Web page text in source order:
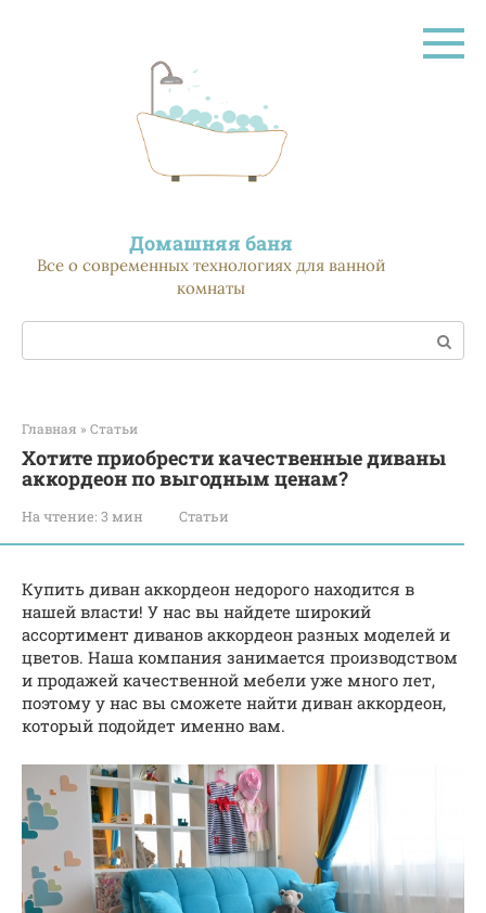
Домашняя баня
Все о современных технологиях для ванной
комнаты
Поиск:
Главная » Статьи
Хотите приобрести качественные диваны
аккордеон по выгодным ценам?
На чтение: 3 мин Статьи
Купить диван аккордеон недорого находится в
нашей власти! У нас вы найдете широкий
ассортимент диванов аккордеон разных моделей и
цветов. Наша компания занимается производством
и продажей качественной мебели уже много лет,
поэтому у нас вы сможете найти диван аккордеон,
который подойдет именно вам.